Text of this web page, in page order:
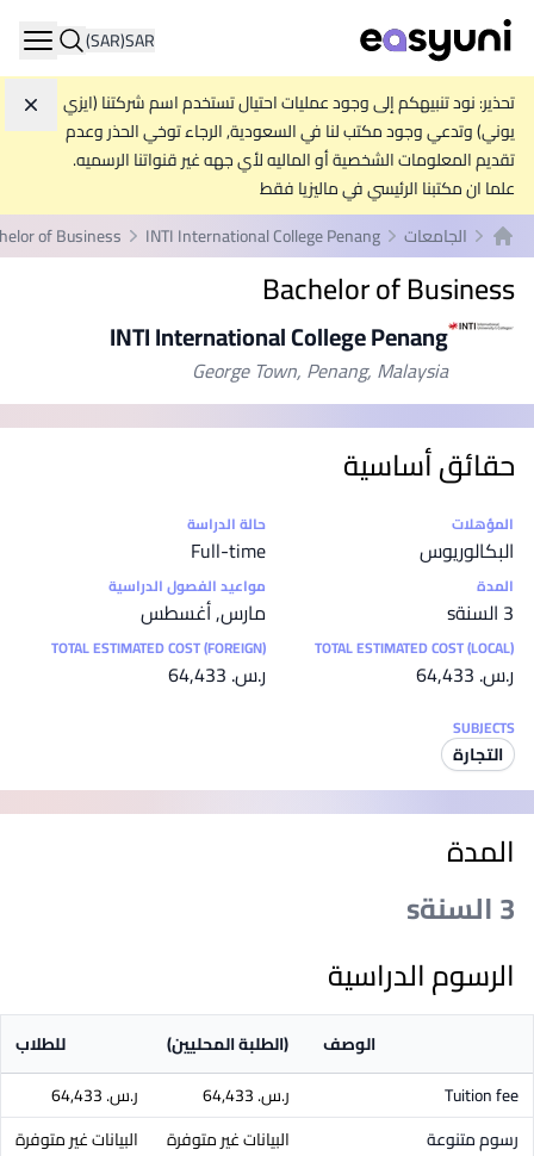
SAR
(SAR)
تحذير: نود تنبيهكم إلى وجود عمليات احتيال تستخدم اسم شركتنا (ايزي
يوني) وتدعي وجود مكتب لنا في السعودية, الرجاء توخي الحذر وعدم
تقديم المعلومات الشخصية أو الماليه لأي جهه غير قنواتنا الرسميه.
علما ان مكتبنا الرئيسي في ماليزيا فقط
الصفحة الرئيسية
الجامعات INTI International College Penang
of Business
Bachelor of Business
INTI International College Penang
George Town, Penang, Malaysia
حقائق أساسية
إحصائيات
المؤهلات
البكالوريوس
حالة الدراسة
Full-time
المدة
3 السنةs
مواعيد الفصول الدراسية
مارس, أغسطس
TOTAL ESTIMATED COST (LOCAL)
ر.س.‏ 64,433
TOTAL ESTIMATED COST (FOREIGN)
ر.س.‏ 64,433
SUBJECTS
التجارة
المدة
3 السنةs
الرسوم الدراسية
الوصف (الطلبة المحليين)
للطلاب
Tuition fee
ر.س.‏ 64,433
ر.س.‏ 64,433
رسوم متنوعة
البيانات غير متوفرة البيانات غير متوفرة